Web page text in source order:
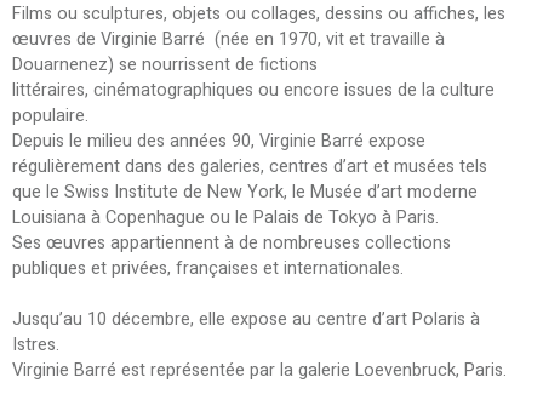
Films ou sculptures, objets ou collages, dessins ou affiches, les
œuvres de Virginie Barré (née en 1970, vit et travaille à
Douarnenez) se nourrissent de fictions
littéraires, cinématographiques ou encore issues de la culture
populaire.
Depuis le milieu des années 90, Virginie Barré expose
régulièrement dans des galeries, centres d’art et musées tels
que le Swiss Institute de New York, le Musée d’art moderne
Louisiana à Copenhague ou le Palais de Tokyo à Paris.
Ses œuvres appartiennent à de nombreuses collections
publiques et privées, françaises et internationales.
Jusqu’au 10 décembre, elle expose au centre d’art Polaris à
Istres.
Virginie Barré est représentée par la galerie Loevenbruck, Paris.